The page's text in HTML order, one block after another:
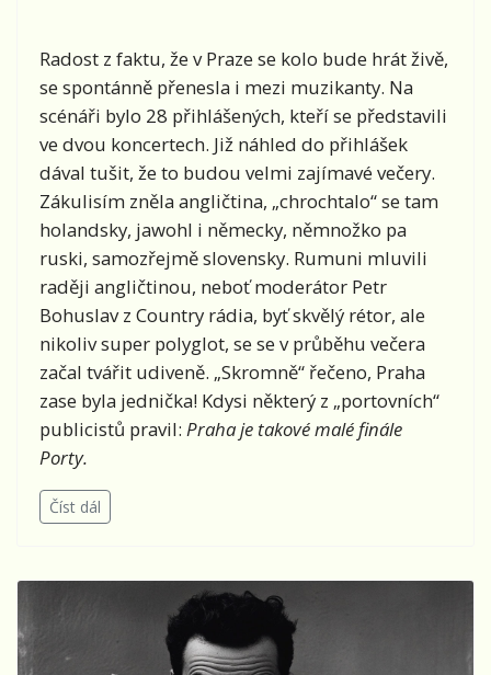
Radost z faktu, že v Praze se kolo bude hrát živě,
se spontánně přenesla i mezi muzikanty. Na
scénáři bylo 28 přihlášených, kteří se představili
ve dvou koncertech. Již náhled do přihlášek
dával tušit, že to budou velmi zajímavé večery.
Zákulisím zněla angličtina, „chrochtalo“ se tam
holandsky, jawohl i německy, němnožko pa
ruski, samozřejmě slovensky. Rumuni mluvili
raději angličtinou, neboť moderátor Petr
Bohuslav z Country rádia, byť skvělý rétor, ale
nikoliv super polyglot, se se v průběhu večera
začal tvářit udiveně. „Skromně“ řečeno, Praha
zase byla jednička! Kdysi některý z „portovních“
publicistů pravil: Praha je takové malé finále
Porty.
Číst dál